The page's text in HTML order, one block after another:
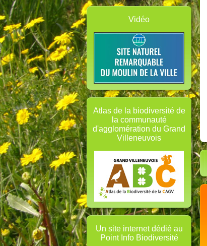
Vidéo
Atlas de la biodiversité de
la communauté
d'agglomération du Grand
Villeneuvois
Un site internet dédié au
Point Info Biodiversité